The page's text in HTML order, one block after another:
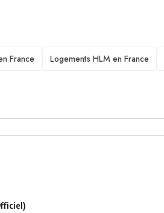
France Logements HLM en France